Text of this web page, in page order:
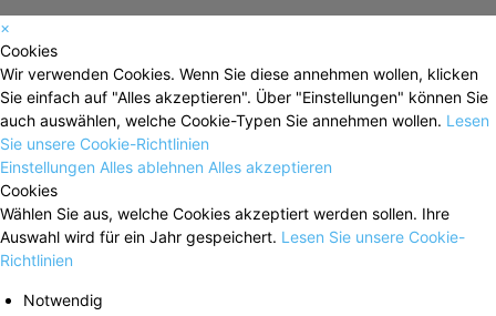
×
Cookies
Wir verwenden Cookies. Wenn Sie diese annehmen wollen, klicken
Sie einfach auf "Alles akzeptieren". Über "Einstellungen" können Sie
auch auswählen, welche Cookie-Typen Sie annehmen wollen. Lesen
Sie unsere Cookie-Richtlinien
Einstellungen Alles ablehnen Alles akzeptieren
Cookies
Wählen Sie aus, welche Cookies akzeptiert werden sollen. Ihre
Auswahl wird für ein Jahr gespeichert. Lesen Sie unsere Cookie-
Richtlinien
Notwendig